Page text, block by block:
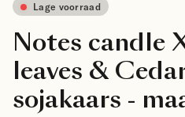
Lage voorraad
Notes candle
leaves &
sojakaars -